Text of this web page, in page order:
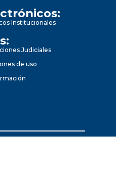
Institucionales
Judiciales
de uso